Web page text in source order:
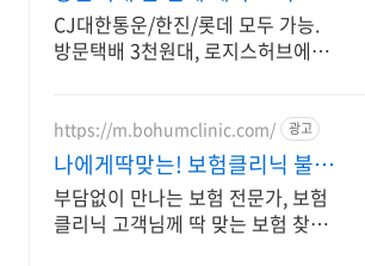
토어 주문연동
CJ대한통운/한진/롯데 모두 가능.
방문택배 3천원대, 로지스허브에서
https://m.bohumclinic.com/ 광고
나에게딱맞는! 보험클리닉 불필
요한 보험료 내고있나요?
부담없이 만나는 보험 전문가, 보험
클리닉 고객님께 딱 맞는 보험 찾아